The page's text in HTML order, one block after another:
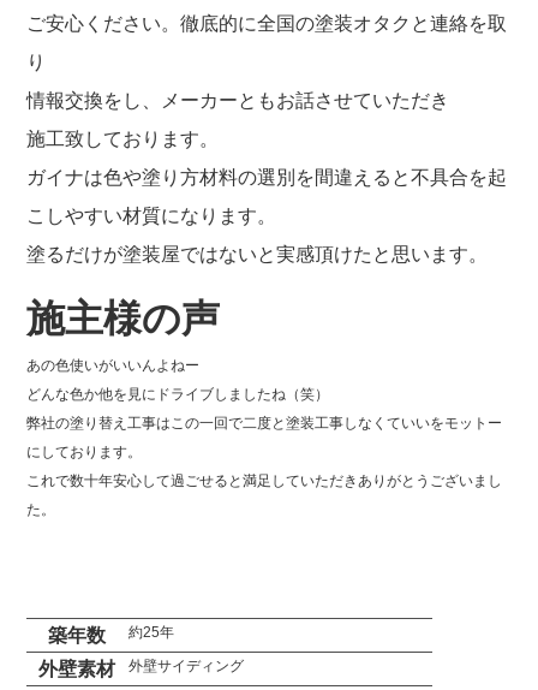
ご安心ください。徹底的に全国の塗装オタクと連絡を取
り
情報交換をし、メーカーともお話させていただき
施工致しております。
ガイナは色や塗り方材料の選別を間違えると不具合を起
こしやすい材質になります。
塗るだけが塗装屋ではないと実感頂けたと思います。
施主様の声
あの色使いがいいんよねー
どんな色か他を見にドライブしましたね（笑）
弊社の塗り替え工事はこの一回で二度と塗装工事しなくていいをモットー
にしております。
これで数十年安心して過ごせると満足していただきありがとうございまし
た。
築年数 約25年
外壁素材 外壁サイディング